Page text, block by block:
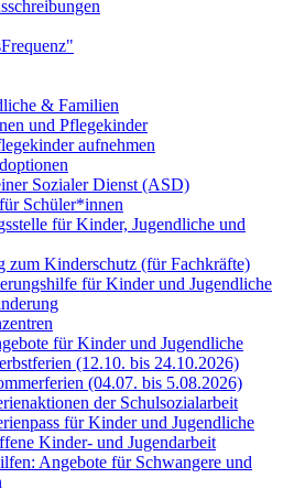
& Familien
und Pflegekinder
aufnehmen
Sozialer Dienst (ASD)
Schüler*innen
für Kinder, Jugendliche und
zum Kinderschutz (für Fachkräfte)
für Kinder und Jugendliche
für Kinder und Jugendliche
(12.10. bis 24.10.2026)
(04.07. bis 5.08.2026)
der Schulsozialarbeit
für Kinder und Jugendliche
Kinder- und Jugendarbeit
Angebote für Schwangere und